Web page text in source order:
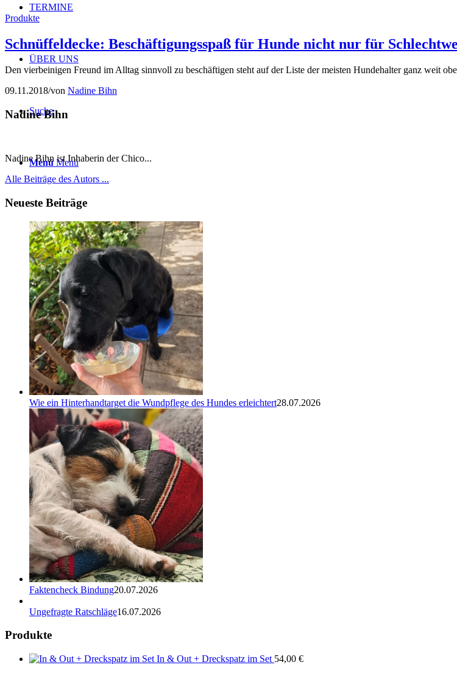
TERMINE
ÜBER UNS
Suche
Menü Menü
Produkte
Schnüffeldecke: Beschäftigungsspaß für Hunde nicht nur für
Den vierbeinigen Freund im Alltag sinnvoll zu beschäftigen steht auf der Liste der meisten Hundehalter ganz weit
09.11.2018/von Nadine Bihn
Nadine Bihn
Nadine Bihn ist Inhaberin der Chico...
Alle Beiträge des Autors ...
Neueste Beiträge
Wie ein Hinterhandtarget die Wundpflege des Hundes erleichtert28.07.2026
Faktencheck Bindung20.07.2026
Ungefragte Ratschläge16.07.2026
Produkte
In & Out + Dreckspatz im Set 54,00 €